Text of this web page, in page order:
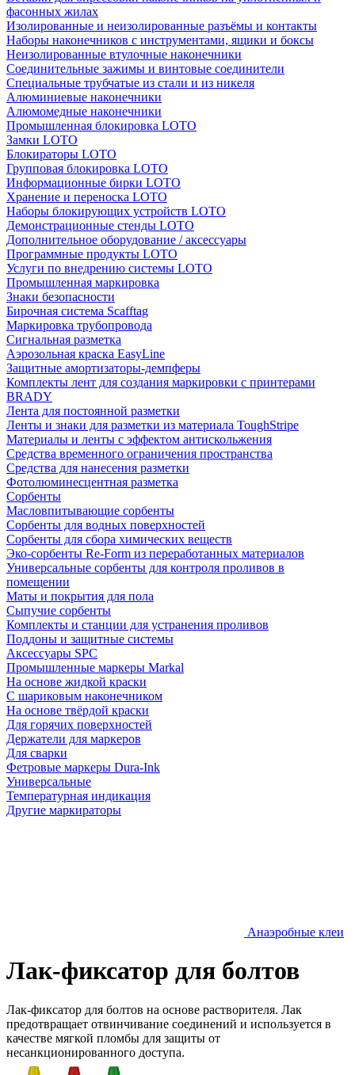
фасонных жилах
Изолированные и неизолированные разъёмы и контакты
Наборы наконечников с инструментами, ящики и боксы
Неизолированные втулочные наконечники
Соединительные зажимы и винтовые соединители
Специальные трубчатые из стали и из никеля
Алюминиевые наконечники
Алюмомедные наконечники
Промышленная блокировка LOTO
Замки LOTO
Блокираторы LOTO
Групповая блокировка LOTO
Информационные бирки LOTO
Хранение и переноска LOTO
Наборы блокирующих устройств LOTO
Демонстрационные стенды LOTO
Дополнительное оборудование / аксессуары
Программные продукты LOTO
Услуги по внедрению системы LOTO
Промышленная маркировка
Знаки безопасности
Бирочная система Scafftag
Маркировка трубопровода
Сигнальная разметка
Аэрозольная краска EasyLine
Защитные амортизаторы-демпферы
Комплекты лент для создания маркировки с принтерами
BRADY
Лента для постоянной разметки
Ленты и знаки для разметки из материала ToughStripe
Материалы и ленты с эффектом антискольжения
Средства временного ограничения пространства
Средства для нанесения разметки
Фотолюминесцентная разметка
Сорбенты
Масловпитывающие сорбенты
Сорбенты для водных поверхностей
Сорбенты для сбора химических веществ
Эко-сорбенты Re-Form из переработанных материалов
Универсальные сорбенты для контроля проливов в
помещении
Маты и покрытия для пола
Сыпучие сорбенты
Комплекты и станции для устранения проливов
Поддоны и защитные системы
Аксессуары SPC
Промышленные маркеры Markal
На основе жидкой краски
С шариковым наконечником
На основе твёрдой краски
Для горячих поверхностей
Держатели для маркеров
Для сварки
Фетровые маркеры Dura-Ink
Универсальные
Температурная индикация
Другие маркираторы
Анаэробные клеи
Лак-фиксатор для болтов
Лак-фиксатор для болтов на основе растворителя. Лак
предотвращает отвинчивание соединений и используется в
качестве мягкой пломбы для защиты от
несанкционированного доступа.